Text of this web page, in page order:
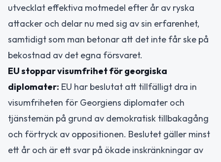
utvecklat effektiva motmedel efter år av ryska
attacker och delar nu med sig av sin erfarenhet,
samtidigt som man betonar att det inte får ske på
bekostnad av det egna försvaret.
EU stoppar visumfrihet för georgiska
diplomater: EU har beslutat att tillfälligt dra in
visumfriheten för Georgiens diplomater och
tjänstemän på grund av demokratisk tillbakagång
och förtryck av oppositionen. Beslutet gäller minst
ett år och är ett svar på ökade inskränkningar av